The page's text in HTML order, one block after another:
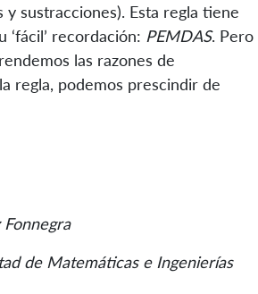
y sustracciones). Esta regla tiene
‘fácil’ recordación: PEMDAS. Pero
las razones de
regla, podemos prescindir de
de Matemáticas e Ingenierías